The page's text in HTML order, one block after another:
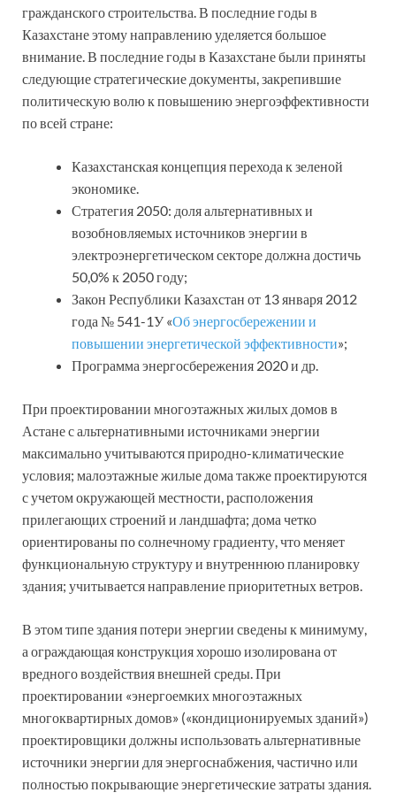
гражданского строительства. В последние годы в
Казахстане этому направлению уделяется большое
внимание. В последние годы в Казахстане были приняты
следующие стратегические документы, закрепившие
политическую волю к повышению энергоэффективности
по всей стране:
Казахстанская концепция перехода к зеленой
экономике.
Стратегия 2050: доля альтернативных и
возобновляемых источников энергии в
электроэнергетическом секторе должна достичь
50,0% к 2050 году;
Закон Республики Казахстан от 13 января 2012
года № 541-1У «Об энергосбережении и
повышении энергетической эффективности»;
Программа энергосбережения 2020 и др.
При проектировании многоэтажных жилых домов в
Астане с альтернативными источниками энергии
максимально учитываются природно-климатические
условия; малоэтажные жилые дома также проектируются
с учетом окружающей местности, расположения
прилегающих строений и ландшафта; дома четко
ориентированы по солнечному градиенту, что меняет
функциональную структуру и внутреннюю планировку
здания; учитывается направление приоритетных ветров.
В этом типе здания потери энергии сведены к минимуму,
а ограждающая конструкция хорошо изолирована от
вредного воздействия внешней среды. При
проектировании «энергоемких многоэтажных
многоквартирных домов» («кондиционируемых зданий»)
проектировщики должны использовать альтернативные
источники энергии для энергоснабжения, частично или
полностью покрывающие энергетические затраты здания.